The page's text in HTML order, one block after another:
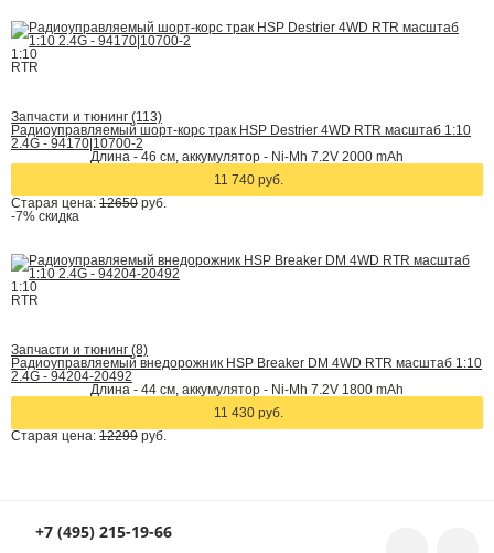
1:10
RTR
Запчасти и тюнинг (113)
Радиоуправляемый шорт-корс трак HSP Destrier 4WD RTR масштаб 1:10
2.4G - 94170|10700-2
Длина - 46 см, аккумулятор - Ni-Mh 7.2V 2000 mAh
11 740 руб.
Старая цена: 12650 руб.
-7% скидка
1:10
RTR
Запчасти и тюнинг (8)
Радиоуправляемый внедорожник HSP Breaker DM 4WD RTR масштаб 1:10
2.4G - 94204-20492
Длина - 44 см, аккумулятор - Ni-Mh 7.2V 1800 mAh
11 430 руб.
Старая цена: 12299 руб.
+7 (495) 215-19-66